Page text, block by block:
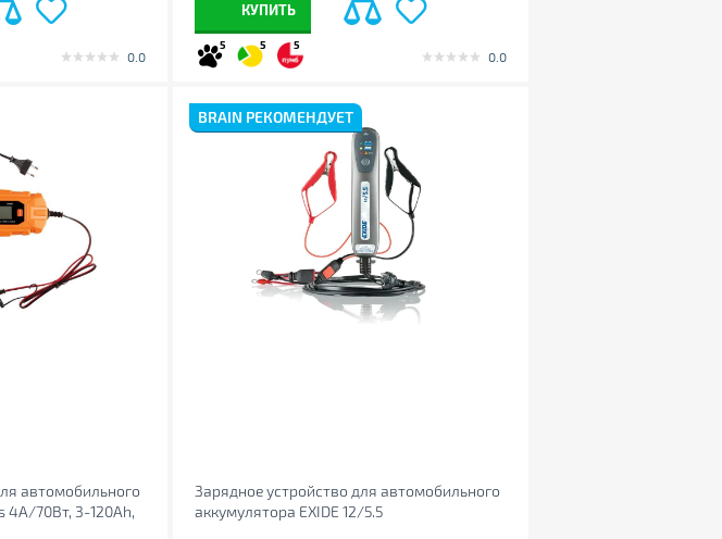
0.0
КУПИТЬ
5 5 5
0.0
автомобильного
4A/70Вт, 3-120Ah,
BRAIN РЕКОМЕНДУЕТ
Зарядное устройство для автомобильного
аккумулятора EXIDE 12/5.5